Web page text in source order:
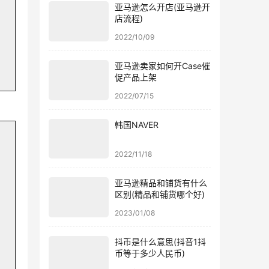
亚马逊怎么开店(亚马逊开
店流程)
2022/10/09
亚马逊卖家如何开Case催
促产品上架
2022/07/15
韩国NAVER
2022/11/18
亚马逊精品和铺货有什么
区别(精品和铺货哪个好)
2023/01/08
抖币是什么意思(抖音1抖
币等于多少人民币)